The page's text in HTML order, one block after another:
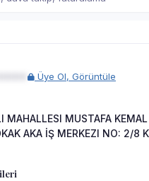
Üye Ol, Görüntüle
MAHALLESI MUSTAFA KEMAL
AKA İŞ MERKEZI NO: 2/8